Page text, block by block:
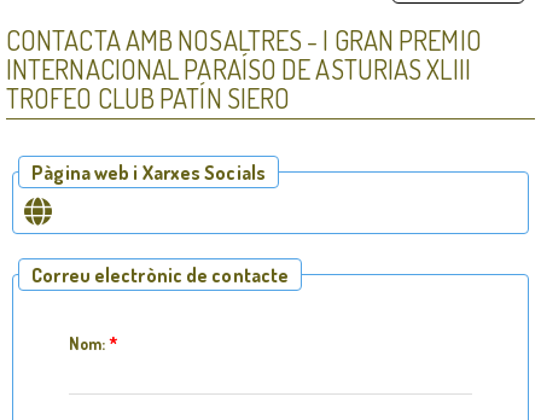
CONTACTA AMB NOSALTRES - I GRAN PREMIO
INTERNACIONAL PARAÍSO DE ASTURIAS XLIII
TROFEO CLUB PATÍN SIERO
Pàgina web i Xarxes Socials
Correu electrònic de contacte
Nom:*